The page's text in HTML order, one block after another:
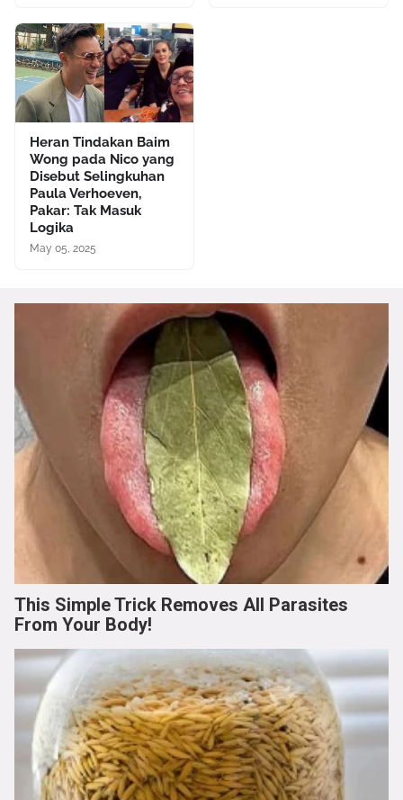
Heran Tindakan Baim
Wong pada Nico yang
Disebut Selingkuhan
Paula Verhoeven,
Pakar: Tak Masuk
Logika
May 05, 2025
This Simple Trick Removes All Parasites
From Your Body!